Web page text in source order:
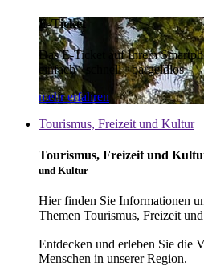
E-Ticket
Das E-Ticket auf Ihrem
einfach - schnell - bargeldlos
mehr erfahren
Tourismus, Freizeit und Kultur
Tourismus, Freizeit und
und Kultur
Hier finden Sie Informationen
Themen Tourismus, Freizeit
Entdecken und erleben Sie die
Menschen in unserer Region.